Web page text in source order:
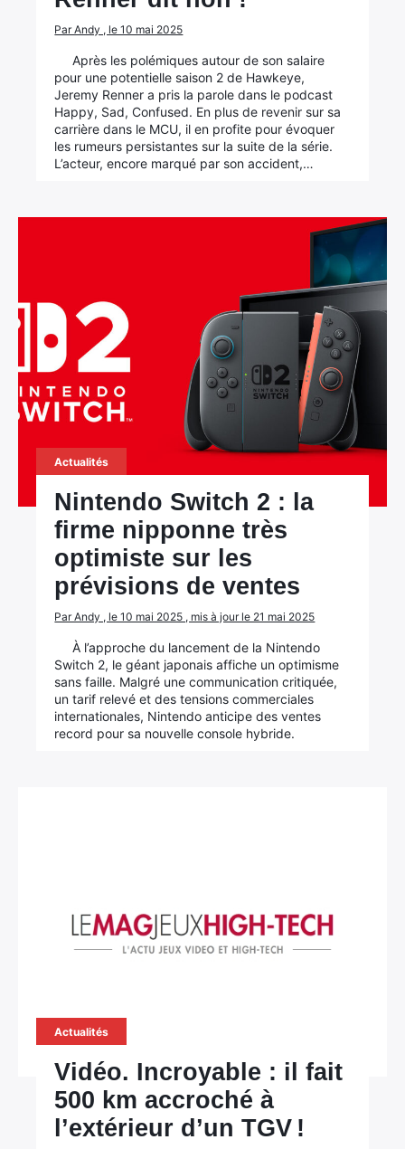
Par Andy , le 10 mai 2025
Après les polémiques autour de son salaire
pour une potentielle saison 2 de Hawkeye,
Jeremy Renner a pris la parole dans le podcast
Happy, Sad, Confused. En plus de revenir sur sa
carrière dans le MCU, il en profite pour évoquer
les rumeurs persistantes sur la suite de la série.
L’acteur, encore marqué par son accident,…
Actualités
Nintendo Switch 2 : la
firme nipponne très
optimiste sur les
prévisions de ventes
Par Andy , le 10 mai 2025 , mis à jour le 21 mai 2025
À l’approche du lancement de la Nintendo
Switch 2, le géant japonais affiche un optimisme
sans faille. Malgré une communication critiquée,
un tarif relevé et des tensions commerciales
internationales, Nintendo anticipe des ventes
record pour sa nouvelle console hybride.
Actualités
Vidéo. Incroyable : il fait
500 km accroché à
l’extérieur d’un TGV !